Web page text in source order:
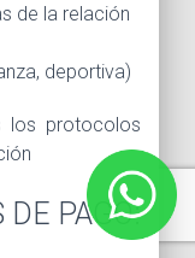
de la relación
deportiva)
los protocolos
DE PAGO: